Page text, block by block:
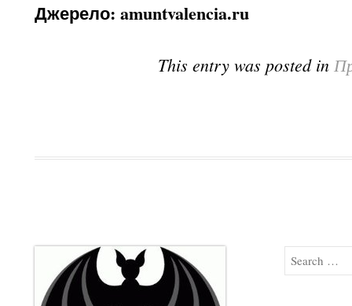
Джерело: amuntvalencia.ru
This entry was posted in
Search